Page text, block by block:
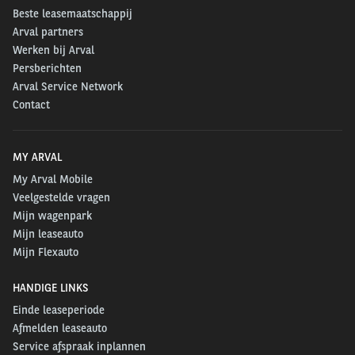
“We zijn ontzettend trots op deze prestatie.
Deze erkenning is een belangrijke stap richting
het realiseren van onze duurzaamheidsambitie:
het versnellen van de transitie naar duurzame
mobiliteit. Ik ben trots op alle collega’s bij Arval
waarden en onze cultuur die zorgen voor succes
op weg naar onze doelen.”
Beste leasemaatschappij
Arval partners
Werken bij Arval
Persberichten
Arval Service Network
Contact
MY ARVAL
My Arval Mobile
Veelgestelde vragen
Mijn wagenpark
Mijn leaseauto
Mijn Flexauto
HANDIGE LINKS
Einde leaseperiode
Afmelden leaseauto
Service afspraak inplannen